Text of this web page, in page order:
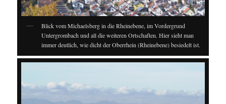
Blick vom Michaelsberg in die Rheinebene, im Vordergrund
Untergrombach und all die weiteren Ortschaften. Hier sieht man
immer deutlich, wie dicht der Oberrhein (Rheinebene) besiedelt ist.